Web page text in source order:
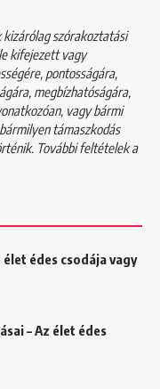
szórakoztatási
kifejezett vagy
pontosságára,
megbízhatóságára,
vagy bármi
támaszkodás
További feltételek a
édes csodája vagy
– Az élet édes